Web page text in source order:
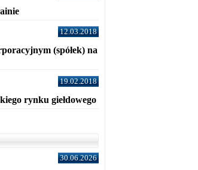
12.03.2018
(spółek) na
19.02.2018
rynku giełdowego
30.06.2026